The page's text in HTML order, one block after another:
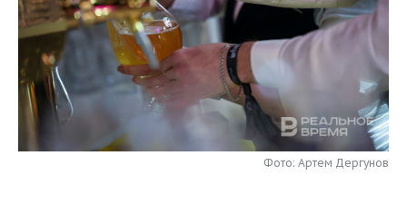
НЕФТЬ
ОПК
ЭНЕРГЕТИКА
РОЗНИЧНАЯ ТОРГОВЛЯ
ТРАНСПОРТ
УСЛУГИ
НОВОСТИ ТЕХНОЛОГИЙ
IT
МЕДИА
ТЕЛЕКОММУНИКАЦИИ
МЕРОПРИЯТИЯ
НОВОСТИ МЕРОПРИЯТИЙ
ВЫЕЗДНАЯ РЕДАКЦИЯ
БИЗНЕС-БРАНЧИ
СПОРТ
НОВОСТИ СПОРТА
ОБЩЕСТВО
НОВОСТИ ОБЩЕСТВА
ФОТОГАЛЕРЕЯ
Фото: Артем Дергунов